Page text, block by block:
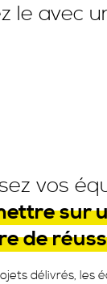
le avec
vos
sur
de
délivrés, les